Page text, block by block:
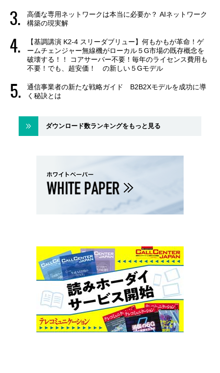
高価な専用ネットワークは本当に必要か？ AIネットワーク
構築の現実解
【基調講演 K2-4 スリーダブリュー】何もかもが革命！ゲ
ームチェンジャー無線機がローカル５G市場の既存概念を
破壊する！！ コアサーバー不要！毎年のライセンス費用も
不要！でも、超安価！ の新しい５Gモデル
通信事業者の新たな戦略ガイド B2B2Xモデルを成功に導
く秘訣とは
ダウンロード数ランキングをもっと見る